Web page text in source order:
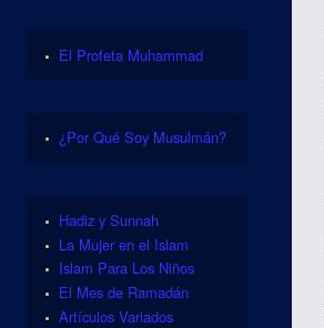
El Profeta Muhammad
¿Por Qué Soy Musulmán?
Hadiz y Sunnah
La Mujer en el Islam
Islam Para Los Niños
El Mes de Ramadán
Artículos Variados